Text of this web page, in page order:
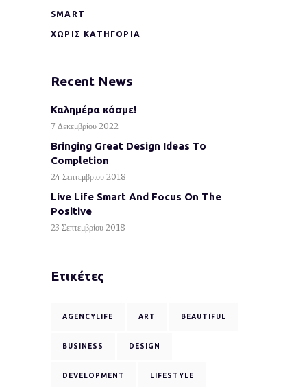
SMART
ΧΩΡΊΣ ΚΑΤΗΓΟΡΊΑ
Recent News
Καλημέρα κόσμε!
7 Δεκεμβρίου 2022
Bringing Great Design Ideas To
Completion
24 Σεπτεμβρίου 2018
Live Life Smart And Focus On The
Positive
23 Σεπτεμβρίου 2018
Ετικέτες
AGENCYLIFE ART BEAUTIFUL
BUSINESS DESIGN
DEVELOPMENT LIFESTYLE